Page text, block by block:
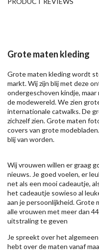
Grote maten kleding
Grote maten kleding wordt
markt. Wij zijn blij met deze
ondergeschoven kindje,
de modewereld. We zien
internationale catwalks. De
zichzelf zien. Grote maten
covers van grote
blij van worden.
Wij vrouwen willen er graag
nieuws. Je goed voelen, er
net als een mooi cadeautje,
het cadeautje sowieso al
aan je persoonlijkheid. Grote
alle vrouwen met meer dan
uitstraling te geven
Je spreekt over het
hebt over de maten vanaf